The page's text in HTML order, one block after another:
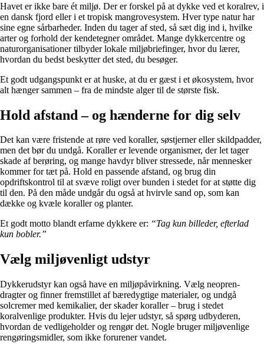
Havet er ikke bare ét miljø. Der er forskel på at dykke ved et koralrev, i
en dansk fjord eller i et tropisk mangrovesystem. Hver type natur har
sine egne sårbarheder. Inden du tager af sted, så sæt dig ind i, hvilke
arter og forhold der kendetegner området. Mange dykkercentre og
naturorganisationer tilbyder lokale miljøbriefinger, hvor du lærer,
hvordan du bedst beskytter det sted, du besøger.
Et godt udgangspunkt er at huske, at du er gæst i et økosystem, hvor
alt hænger sammen – fra de mindste alger til de største fisk.
Hold afstand – og hænderne for dig selv
Det kan være fristende at røre ved koraller, søstjerner eller skildpadder,
men det bør du undgå. Koraller er levende organismer, der let tager
skade af berøring, og mange havdyr bliver stressede, når mennesker
kommer for tæt på. Hold en passende afstand, og brug din
opdriftskontrol til at svæve roligt over bunden i stedet for at støtte dig
til den. På den måde undgår du også at hvirvle sand op, som kan
dække og kvæle koraller og planter.
Et godt motto blandt erfarne dykkere er: “Tag kun billeder, efterlad
kun bobler.”
Vælg miljøvenligt udstyr
Dykkerudstyr kan også have en miljøpåvirkning. Vælg neopren-
dragter og finner fremstillet af bæredygtige materialer, og undgå
solcremer med kemikalier, der skader koraller – brug i stedet
koralvenlige produkter. Hvis du lejer udstyr, så spørg udbyderen,
hvordan de vedligeholder og rengør det. Nogle bruger miljøvenlige
rengøringsmidler, som ikke forurener vandet.